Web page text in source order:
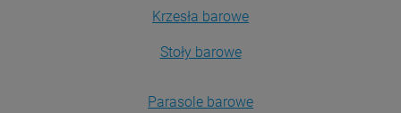
Krzesła barowe
Stoły barowe
Parasole barowe